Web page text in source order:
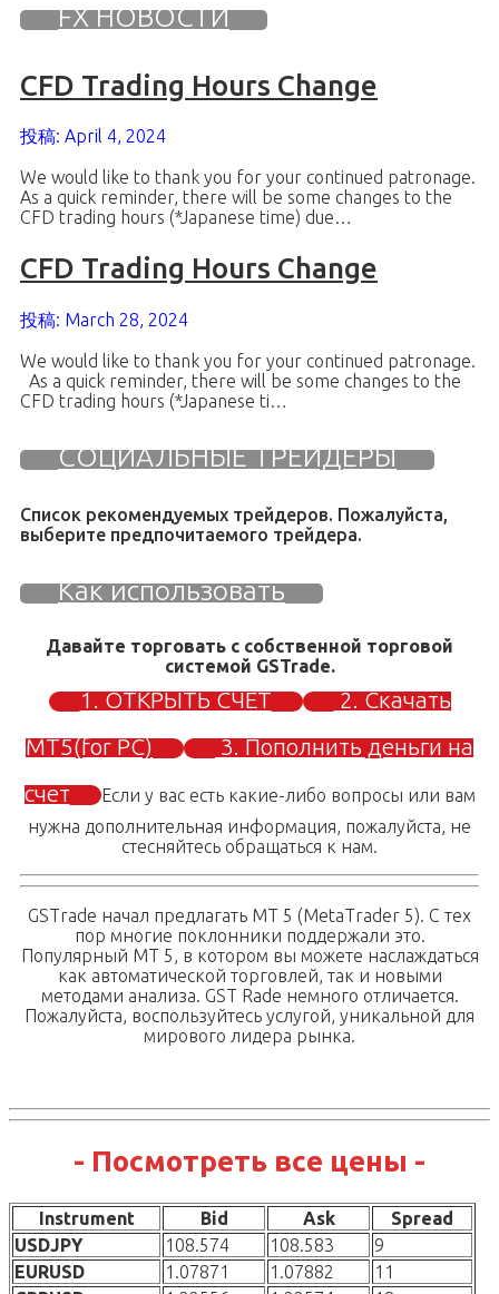
FX НОВОСТИ
CFD Trading Hours Change
投稿: April 4, 2024
We would like to thank you for your continued patronage.
As a quick reminder, there will be some changes to the
CFD trading hours (*Japanese time) due…
CFD Trading Hours Change
投稿: March 28, 2024
We would like to thank you for your continued patronage.
As a quick reminder, there will be some changes to the
CFD trading hours (*Japanese ti…
СОЦИАЛЬНЫЕ ТРЕЙДЕРЫ
Список рекомендуемых трейдеров. Пожалуйста,
выберите предпочитаемого трейдера.
Как использовать
Давайте торговать с собственной торговой
системой GSTrade.
1. ОТКРЫТЬ СЧЕТ
2. Скачать
MT5(for PC)
3. Пополнить деньги на
счет
Если у вас есть какие-либо вопросы или вам
нужна дополнительная информация, пожалуйста, не
стесняйтесь обращаться к нам.
GSTrade начал предлагать MT 5 (MetaTrader 5). С тех
пор многие поклонники поддержали это.
Популярный MT 5, в котором вы можете наслаждаться
как автоматической торговлей, так и новыми
методами анализа. GST Rade немного отличается.
Пожалуйста, воспользуйтесь услугой, уникальной для
мирового лидера рынка.
- Посмотреть все цены -
Instrument Bid Ask
Spread
USDJPY
108.574 108.583
9
EURUSD
1.07871 1.07882
11